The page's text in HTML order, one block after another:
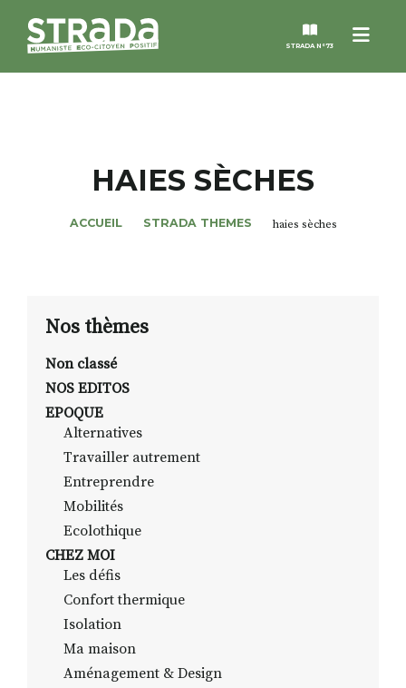
Menu
STRADA N°73
MAGAZINES
NOS THÈMES
ALTER STRADA
ROSÉE DE MAI
RECHERCHER
HAIES SÈCHES
ACCUEIL STRADA THEMES haies sèches
Nos thèmes
Non classé
NOS EDITOS
EPOQUE
Alternatives
Travailler autrement
Entreprendre
Mobilités
Ecolothique
CHEZ MOI
Les défis
Confort thermique
Isolation
Ma maison
Aménagement & Design